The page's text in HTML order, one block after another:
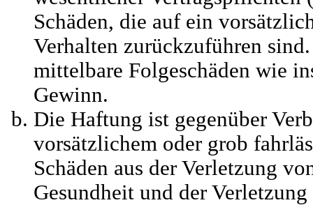
Schäden, die auf ein
Verhalten zurückzuführen
mittelbare Folgeschäden wie
Gewinn.
Die Haftung ist gegenüber
vorsätzlichem oder grob
Schäden aus der Verletzung
Gesundheit und der